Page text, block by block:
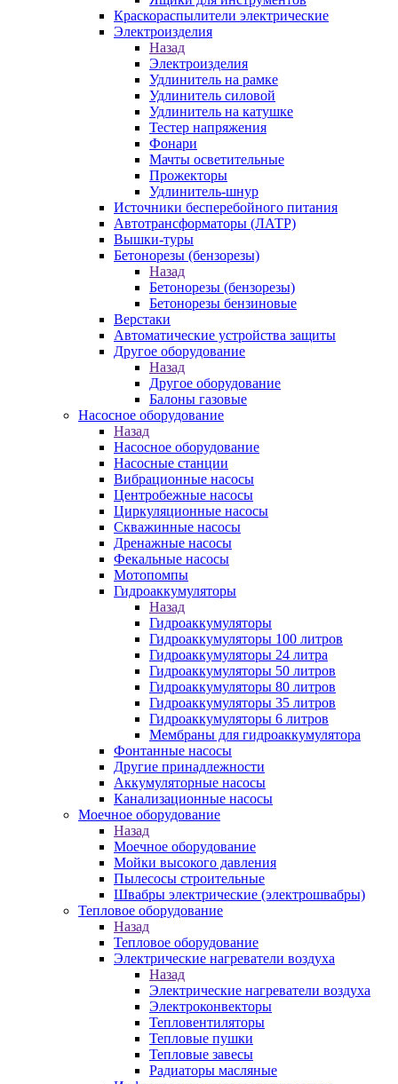
Краскораспылители электрические
Электроизделия
Назад
Электроизделия
Удлинитель на рамке
Удлинитель силовой
Удлинитель на катушке
Тестер напряжения
Фонари
Мачты осветительные
Прожекторы
Удлинитель-шнур
Источники бесперебойного питания
Автотрансформаторы (ЛАТР)
Вышки-туры
Бетонорезы (бензорезы)
Назад
Бетонорезы (бензорезы)
Бетонорезы бензиновые
Верстаки
Автоматические устройства защиты
Другое оборудование
Назад
Другое оборудование
Балоны газовые
Насосное оборудование
Назад
Насосное оборудование
Насосные станции
Вибрационные насосы
Центробежные насосы
Циркуляционные насосы
Скважинные насосы
Дренажные насосы
Фекальные насосы
Мотопомпы
Гидроаккумуляторы
Назад
Гидроаккумуляторы
Гидроаккумуляторы 100 литров
Гидроаккумуляторы 24 литра
Гидроаккумуляторы 50 литров
Гидроаккумуляторы 80 литров
Гидроаккумуляторы 35 литров
Гидроаккумуляторы 6 литров
Мембраны для гидроаккумулятора
Фонтанные насосы
Другие принадлежности
Аккумуляторные насосы
Канализационные насосы
Моечное оборудование
Назад
Моечное оборудование
Мойки высокого давления
Пылесосы строительные
Швабры электрические (электрошвабры)
Тепловое оборудование
Назад
Тепловое оборудование
Электрические нагреватели воздуха
Назад
Электрические нагреватели воздуха
Электроконвекторы
Тепловентиляторы
Тепловые пушки
Тепловые завесы
Радиаторы масляные